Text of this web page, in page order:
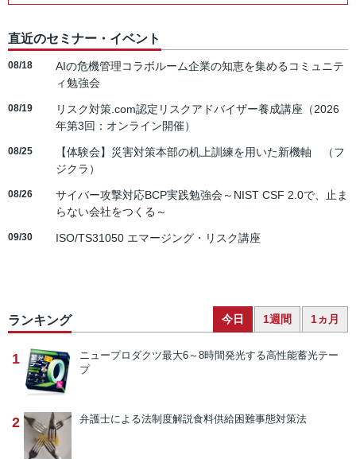
直近のセミナー・イベント
08/18
AIの危機管理コラボルーム企業の知恵を集めるコミュニテ
ィ勉強会
08/19
リスク対策.com認定リスクアドバイザー養成講座（2026
年第3回：オンライン開催）
08/25
【体験会】災害対策本部の机上訓練を用いた新機軸 （フ
ジクラ）
08/26
サイバー攻撃対応BCP実践勉強会～NIST CSF 2.0で、止ま
らない会社をつくる～
09/30 ISO/TS31050 エマージング・リスク講座
ランキング 今日 1週間 1ヵ月
1 ニュープロダクツ最大6～8時間発光する高性能蓄光テー
プ
2 弁護士による法制度解説食料供給困難事態対策法